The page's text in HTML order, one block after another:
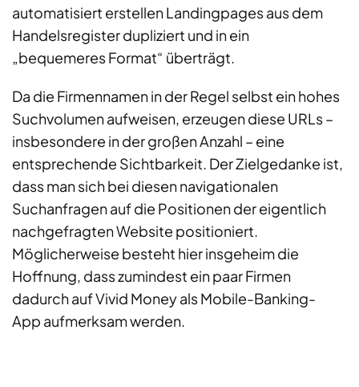
automatisiert erstellen Landingpages aus dem
Handelsregister dupliziert und in ein
„bequemeres Format“ überträgt.
Da die Firmennamen in der Regel selbst ein hohes
Suchvolumen aufweisen, erzeugen diese URLs –
insbesondere in der großen Anzahl – eine
entsprechende Sichtbarkeit. Der Zielgedanke ist,
dass man sich bei diesen navigationalen
Suchanfragen auf die Positionen der eigentlich
nachgefragten Website positioniert.
Möglicherweise besteht hier insgeheim die
Hoffnung, dass zumindest ein paar Firmen
dadurch auf Vivid Money als Mobile-Banking-
App aufmerksam werden.